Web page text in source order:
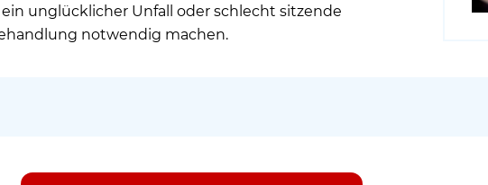
unglücklicher Unfall oder schlecht sitzende
notwendig machen.